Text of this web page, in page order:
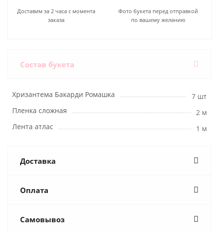
Доставим за 2 часа с момента
заказа
Фото букета перед отправкой
по вашему желанию
Состав букета
Хризантема Бакарди Ромашка
7 шт
Пленка сложная
2 м
Лента атлас
1 м
Доставка
Оплата
Самовывоз